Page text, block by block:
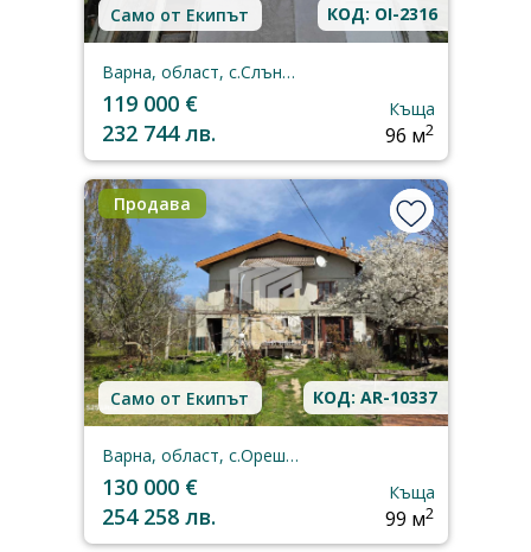
Само от Екипът КОД: OI-2316
Варна, област, с.Слънчево
119 000 €
232 744 лв.
Къща
96 м2
Продава
Само от Екипът КОД: AR-10337
Варна, област, с.Орешак
130 000 €
254 258 лв.
Къща
99 м2